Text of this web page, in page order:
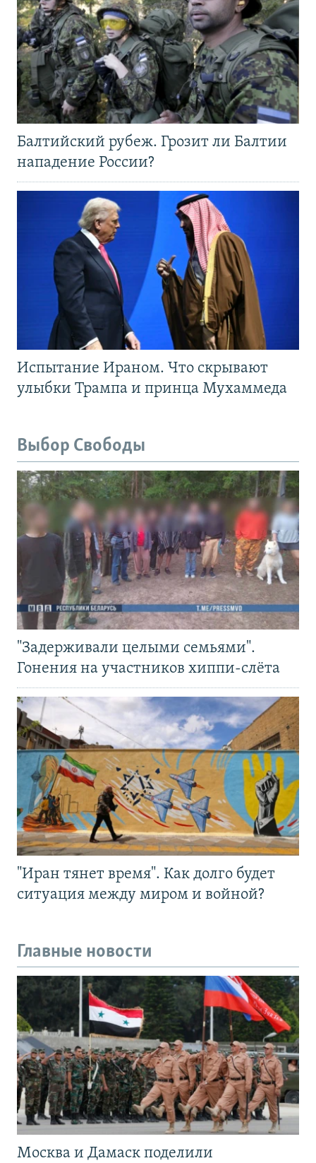
Балтийский рубеж. Грозит ли Балтии
нападение России?
Испытание Ираном. Что скрывают
улыбки Трампа и принца Мухаммеда
Выбор Свободы
"Задерживали целыми семьями".
Гонения на участников хиппи-слёта
"Иран тянет время". Как долго будет
ситуация между миром и войной?
Главные новости
Москва и Дамаск поделили